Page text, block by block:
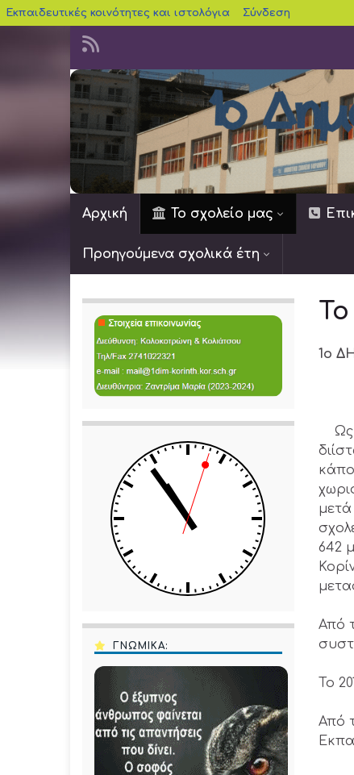
Εκπαιδευτικές κοινότητες και ιστολόγια blogs.sch.gr
Σύνδεση
Αρχική Το σχολείο μας
Προηγούμενα σχολικά έτη
1ο
Ως
642
Από
Το
Από
ΓΝΩΜΙΚΑ: